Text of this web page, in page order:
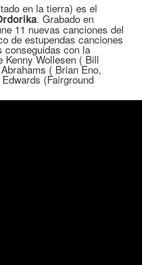
en la tierra) es el
. Grabado en
11 nuevas canciones del
de estupendas canciones
conseguidas con la
Kenny Wollesen ( Bill
( Brian Eno,
(Fairground